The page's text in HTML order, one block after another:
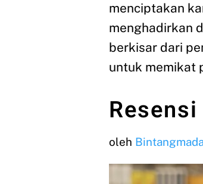
menciptakan
menghadirkan
berkisar dari
untuk memikat
oleh